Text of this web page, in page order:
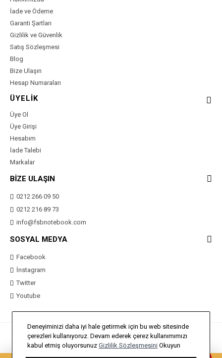
İade ve Ödeme
Garanti Şartları
Gizlilik ve Güvenlik
Satış Sözleşmesi
Blog
Bize Ulaşın
Hesap Numaraları
ÜYELİK
Üye Ol
Üye Girişi
Hesabım
İade Talebi
Markalar
BİZE ULAŞIN
0212 266 09 50
0212 216 89 73
info@fsbnotebook.com
SOSYAL MEDYA
Facebook
İnstagram
Twitter
Youtube
Bu SiteOpencart UzmanıElektronik Ürün Teması ile hazırlanmıştır.
Deneyiminizi daha iyi hale getirmek için bu web sitesinde
çerezleri kullanıyoruz. Devam ederek çerez kullanımımızı
kabul etmiş oluyorsunuz Gizlilik Sözleşmesini Okuyun
1